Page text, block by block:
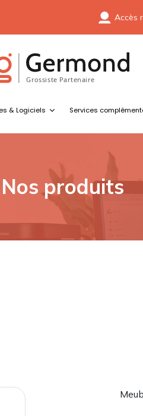
Accès
& Logiciels Services
Nos produits